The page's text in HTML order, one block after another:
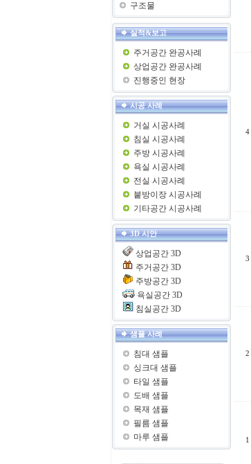
구조물
실적&보고
주거공간 완공사례
상업공간 완공사례
진행중인 현장
시공 사례
거실 시공사례
침실 시공사례
주방 시공사례
욕실 시공사례
전실 시공사례
붙방이장 시공사례
기타공간 시공사례
3D 시안
상업공간 3D
주거공간 3D
주방공간 3D
욕실공간 3D
침실공간 3D
샘플 사례
침대 샘플
싱크대 샘플
타일 샘플
도배 샘플
목재 샘플
필름 샘플
마루 샘플
4
3
2
1